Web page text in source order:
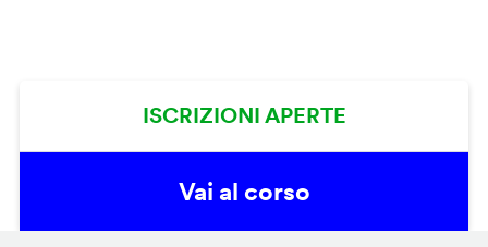
ISCRIZIONI APERTE
Vai al corso